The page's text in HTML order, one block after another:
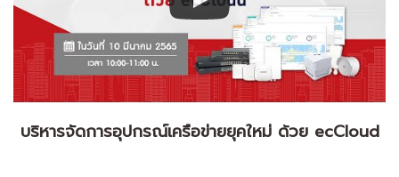
บริหารจัดการอุปกรณ์เครือข่ายยุคใหม่ ด้วย ecCloud